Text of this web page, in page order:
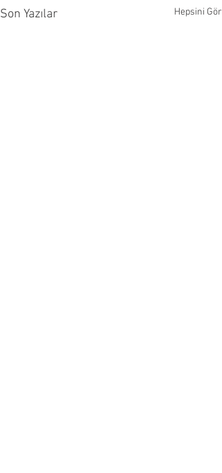
Son Yazılar Hepsini Gör